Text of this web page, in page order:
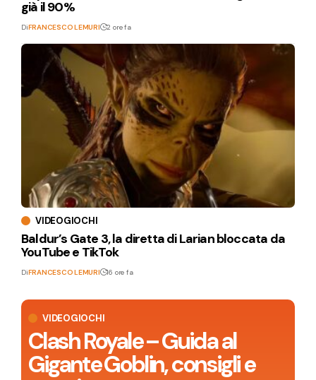
VIDEOGIOCHI
Clash Royale – Guida al
Gigante Goblin, consigli e
già il 90%
DiFRANCESCO LEMURI 2 ore fa
VIDEOGIOCHI
Baldur’s Gate 3, la diretta di Larian bloccata da
YouTube e TikTok
DiFRANCESCO LEMURI 16 ore fa